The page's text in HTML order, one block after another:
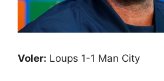
Voler: Loups 1-1 Man City